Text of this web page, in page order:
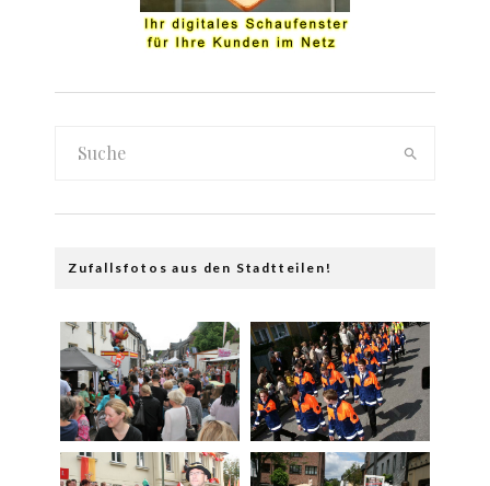
Zufallsfotos aus den Stadtteilen!